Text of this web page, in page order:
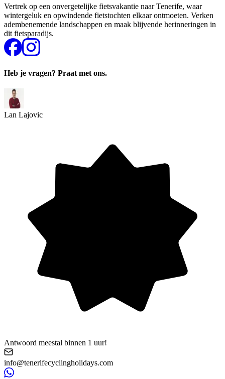
Vertrek op een onvergetelijke fietsvakantie naar Tenerife, waar
wintergeluk en opwindende fietstochten elkaar ontmoeten. Verken
adembenemende landschappen en maak blijvende herinneringen in
dit fietsparadijs.
Heb je vragen? Praat met ons.
Lan Lajovic
Antwoord meestal binnen 1 uur!
info@tenerifecyclingholidays.com